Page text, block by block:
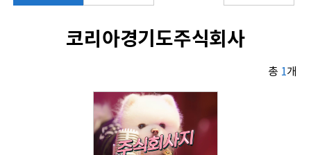
코리아경기도주식회사
총 1개